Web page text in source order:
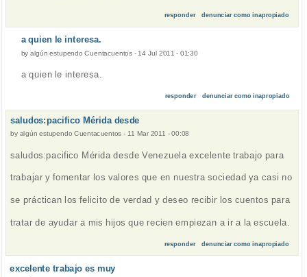
responder denunciar como inapropiado
a quien le interesa.
byalgún estupendo Cuentacuentos - 14 Jul 2011 - 01:30
a quien le interesa.
responder denunciar como inapropiado
saludos:pacifico Mérida desde
by algún estupendo Cuentacuentos - 11 Mar 2011 - 00:08
saludos:pacifico Mérida desde Venezuela excelente trabajo para
trabajar y fomentar los valores que en nuestra sociedad ya casi no
se práctican los felicito de verdad y deseo recibir los cuentos para
tratar de ayudar a mis hijos que recien empiezan a ir a la escuela.
responder denunciar como inapropiado
excelente trabajo es muy